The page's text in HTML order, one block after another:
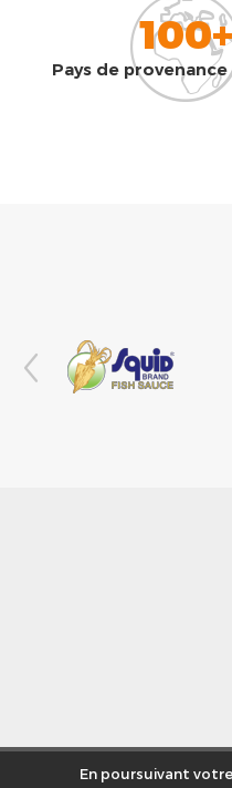
100+
Pays de
En poursuivant